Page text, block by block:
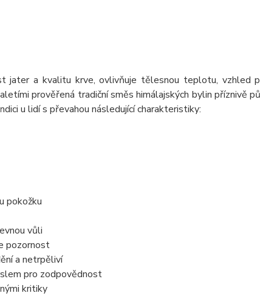
jater a kvalitu krve, ovlivňuje tělesnou teplotu, vzhled
prověřená tradiční směs himálajských bylin příznivě
u lidí s převahou následující charakteristiky:
pokožku
vůli
pozornost
a netrpěliví
pro zodpovědnost
kritiky